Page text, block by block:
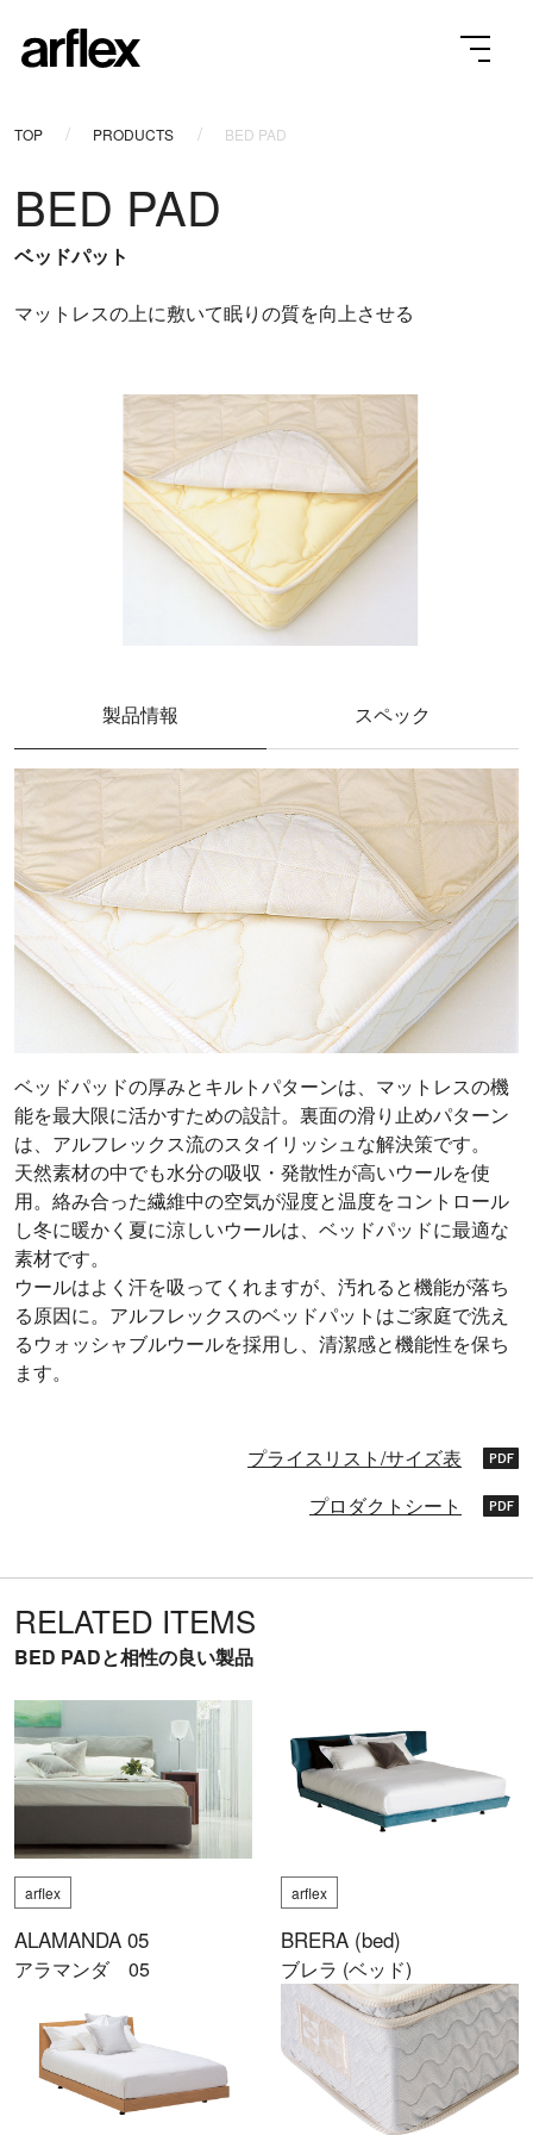
TOP PRODUCTS BED PAD
BED PAD
ベッドパット
マットレスの上に敷いて眠りの質を向上させる
製品情報 スペック
ベッドパッドの厚みとキルトパターンは、マットレスの機
能を最大限に活かすための設計。裏面の滑り止めパターン
は、アルフレックス流のスタイリッシュな解決策です。
天然素材の中でも水分の吸収・発散性が高いウールを使
用。絡み合った繊維中の空気が湿度と温度をコントロール
し冬に暖かく夏に涼しいウールは、ベッドパッドに最適な
素材です。
ウールはよく汗を吸ってくれますが、汚れると機能が落ち
る原因に。アルフレックスのベッドパットはご家庭で洗え
るウォッシャブルウールを採用し、清潔感と機能性を保ち
ます。
プライスリスト/サイズ表
プロダクトシート
RELATED ITEMS
BED PADと相性の良い製品
arflex
ALAMANDA 05
アラマンダ 05
arflex
BRERA (bed)
ブレラ (ベッド)